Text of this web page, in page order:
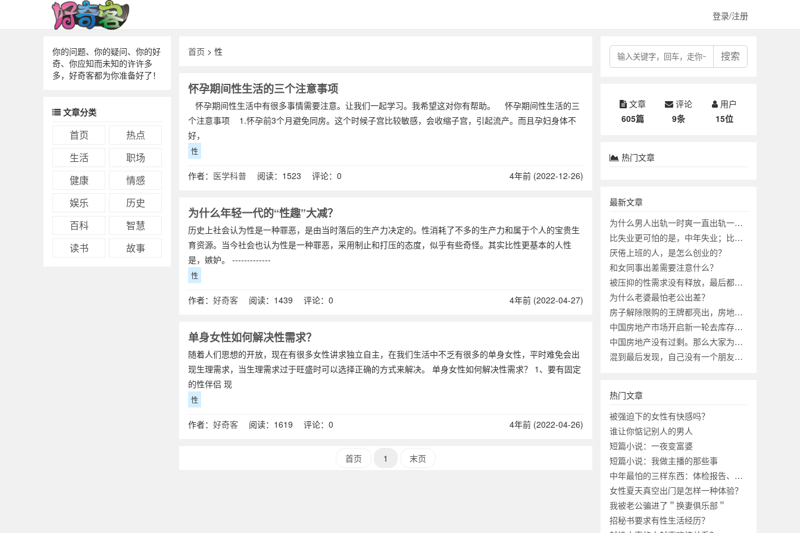
登录/注册
你的问题、你的疑问、你的好
奇、你应知而未知的许许多
多，好奇客都为你准备好了！
文章分类
首页
热点
生活
职场
健康
情感
娱乐
历史
百科
智慧
读书
故事
首页 > 性
怀孕期间性生活的三个注意事项
怀孕期间性生活中有很多事情需要注意。让我们一起学习。我希望这对你有帮助。 怀孕期间性生活的三
个注意事项 1.怀孕前3个月避免同房。这个时候子宫比较敏感，会收缩子宫，引起流产。而且孕妇身体不
好，
性
作者： 医学科普 阅读：1523 评论：0 4年前 (2022-12-26)
为什么年轻一代的“性趣”大减？
历史上社会认为性是一种罪恶，是由当时落后的生产力决定的。性消耗了不多的生产力和属于个人的宝贵生
育资源。当今社会也认为性是一种罪恶，采用制止和打压的态度，似乎有些奇怪。其实比性更基本的人性
是，嫉妒。 -------------
性
作者： 好奇客 阅读：1439 评论：0 4年前 (2022-04-27)
单身女性如何解决性需求？
随着人们思想的开放，现在有很多女性讲求独立自主，在我们生活中不乏有很多的单身女性，平时难免会出
现生理需求，当生理需求过于旺盛时可以选择正确的方式来解决。 单身女性如何解决性需求？ 1、要有固定
的性伴侣 现
性
作者： 好奇客 阅读：1619 评论：0 4年前 (2022-04-26)
首页 1 末页
搜索
文章
605篇
评论
9条
用户
15位
热门文章
最新文章
为什么男人出轨一时爽一直出轨一直爽？
比失业更可怕的是，中年失业；比中年失业更可怕的是？
厌倦上班的人，是怎么创业的？
和女同事出差需要注意什么？
被压抑的性需求没有释放，最后都去哪了？
为什么老婆最怕老公出差？
房子解除限购的王牌都亮出，房地产市场会迎来第二春吗？
中国房地产市场开启新一轮去库存有何意义？
中国房地产没有过剩。那么大家为啥不买房？
混到最后发现，自己没有一个朋友，究竟正不正常？
热门文章
被强迫下的女性有快感吗？
谁让你惦记别人的男人
短篇小说：一夜变富婆
短篇小说：我做主播的那些事
中年最怕的三样东西：体检报告、工资条、成绩单
女性夏天真空出门是怎样一种体验？
我被老公骗进了＂换妻俱乐部＂
招秘书要求有性生活经历？